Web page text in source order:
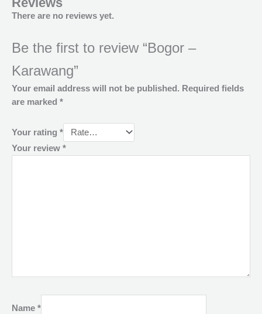
There are no reviews yet.
Be the first to review “Bogor –
Karawang”
Your email address will not be published. Required fields
are marked *
Your rating *
Your review *
Name *